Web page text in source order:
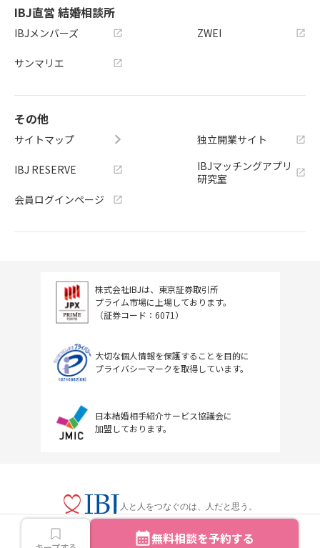
無料相談を予約する
IBJ直営 結婚相談所
IBJメンバーズ
サンマリエ
ZWEI
その他
サイトマップ
IBJ RESERVE
会員ログインページ
独立開業サイト
IBJマッチングアプリ
研究室
株式会社IBJは、東京証券取引所
プライム市場に上場しております。
（証券コード：6071）
大切な個人情報を保護することを目的に
プライバシーマークを取得しています。
日本結婚相手紹介サービス協議会に
加盟しております。
人と人をつなぐのは、人だと思う。